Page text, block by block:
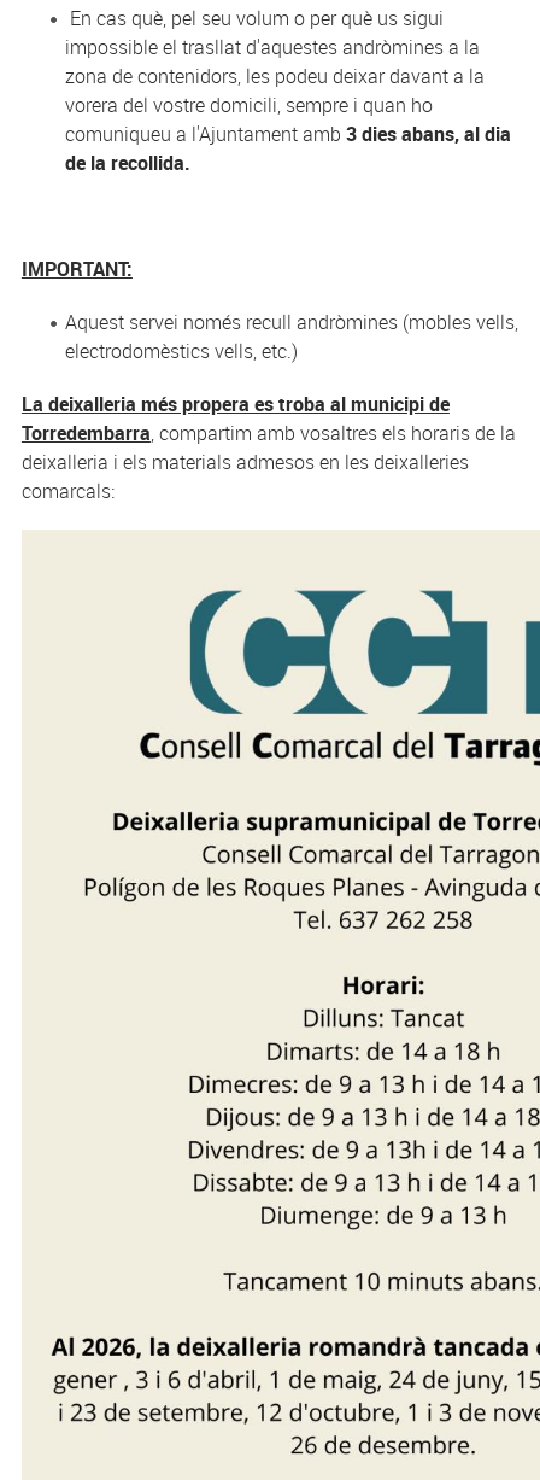
En cas què, pel seu volum o per què us sigui
impossible el trasllat d'aquestes andròmines a la
zona de contenidors, les podeu deixar davant a la
vorera del vostre domicili, sempre i quan ho
comuniqueu a l'Ajuntament amb 3 dies abans, al dia
de la recollida.
IMPORTANT:
Aquest servei només recull andròmines (mobles vells,
electrodomèstics vells, etc.)
La deixalleria més propera es troba al municipi de
Torredembarra, compartim amb vosaltres els horaris de la
deixalleria i els materials admesos en les deixalleries
comarcals: